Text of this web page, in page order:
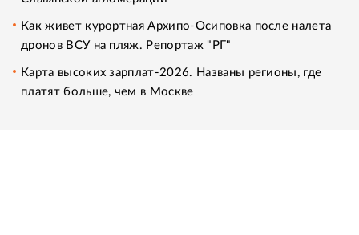
Как живет курортная Архипо-Осиповка после налета
дронов ВСУ на пляж. Репортаж "РГ"
Карта высоких зарплат-2026. Названы регионы, где
платят больше, чем в Москве